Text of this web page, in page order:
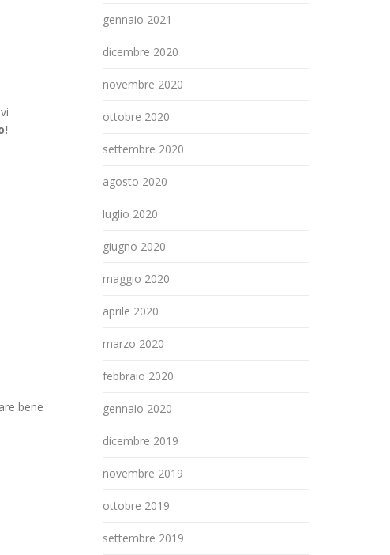
bene
gennaio 2021
dicembre 2020
novembre 2020
ottobre 2020
settembre 2020
agosto 2020
luglio 2020
giugno 2020
maggio 2020
aprile 2020
marzo 2020
febbraio 2020
gennaio 2020
dicembre 2019
novembre 2019
ottobre 2019
settembre 2019